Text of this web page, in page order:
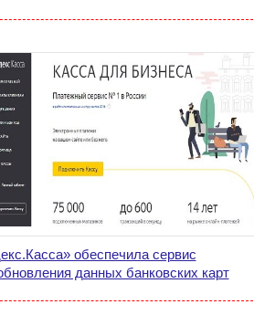
обеспечила сервис
данных банковских карт